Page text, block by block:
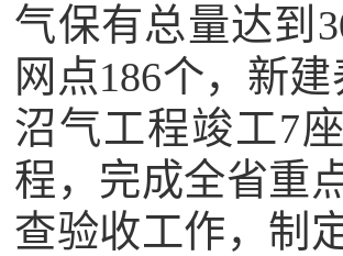
气保有总量达到
网点186个，新
沼气工程竣工7
程，完成全省重
查验收工作，制